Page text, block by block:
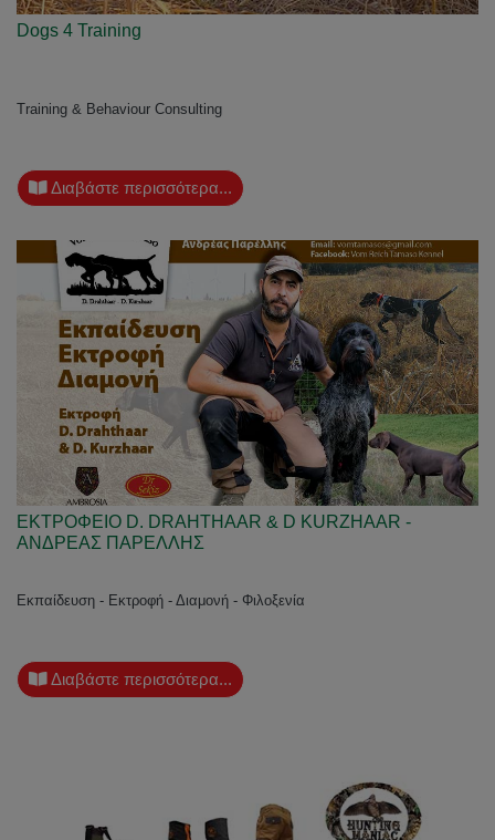
Dogs 4 Training
Training & Behaviour Consulting
Διαβάστε περισσότερα...
ΕΚΤΡΟΦΕΙΟ D. DRAHTHAAR & D KURZHAAR -
ΑΝΔΡΕΑΣ ΠΑΡΕΛΛΗΣ
Εκπαίδευση - Εκτροφή - Διαμονή - Φιλοξενία
Διαβάστε περισσότερα...